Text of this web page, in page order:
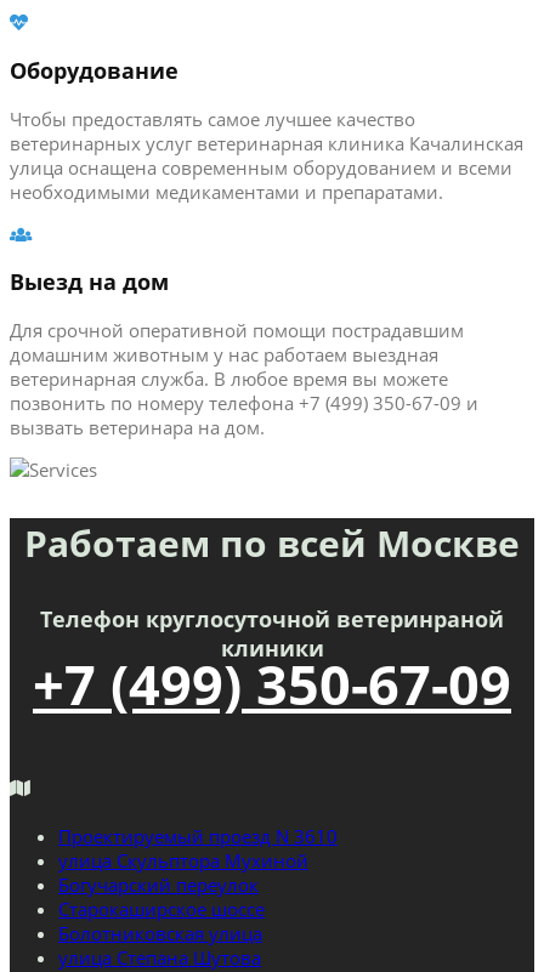
Оборудование
Чтобы предоставлять самое лучшее качество
ветеринарных услуг ветеринарная клиника Качалинская
улица оснащена современным оборудованием и всеми
необходимыми медикаментами и препаратами.
Выезд на дом
Для срочной оперативной помощи пострадавшим
домашним животным у нас работаем выездная
ветеринарная служба. В любое время вы можете
позвонить по номеру телефона +7 (499) 350-67-09 и
вызвать ветеринара на дом.
Работаем по всей Москве
Телефон круглосуточной ветеринраной
клиники
+7 (499) 350-67-09
Проектируемый проезд N 3610
улица Скульптора Мухиной
Богучарский переулок
Старокаширское шоссе
Болотниковская улица
улица Степана Шутова